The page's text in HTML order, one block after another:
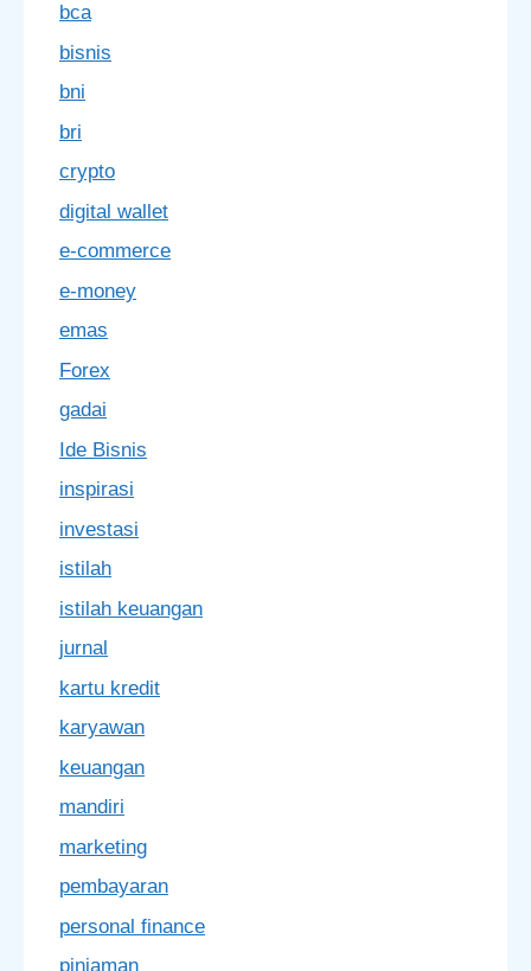
bca
bisnis
bni
bri
crypto
digital wallet
e-commerce
e-money
emas
Forex
gadai
Ide Bisnis
inspirasi
investasi
istilah
istilah keuangan
jurnal
kartu kredit
karyawan
keuangan
mandiri
marketing
pembayaran
personal finance
pinjaman